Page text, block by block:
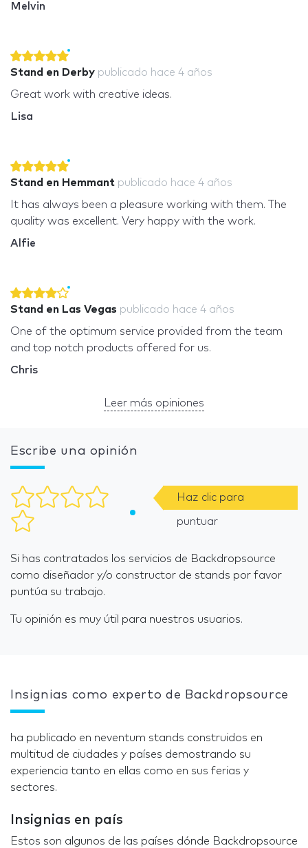
Melvin
Stand en Derby publicado hace 4 años
Great work with creative ideas.
Lisa
Stand en Hemmant publicado hace 4 años
It has always been a pleasure working with them. The
quality was excellent. Very happy with the work.
Alfie
Stand en Las Vegas publicado hace 4 años
One of the optimum service provided from the team
and top notch products offered for us.
Chris
Leer más opiniones
Escribe una opinión
Haz clic para
puntuar
Si has contratados los servicios de Backdropsource
como diseñador y/o constructor de stands por favor
puntúa su trabajo.
Tu opinión es muy útil para nuestros usuarios.
Insignias como experto de Backdropsource
ha publicado en neventum stands construidos en
multitud de ciudades y países demostrando su
experiencia tanto en ellas como en sus ferias y
sectores.
Insignias en país
Estos son algunos de las países dónde Backdropsource